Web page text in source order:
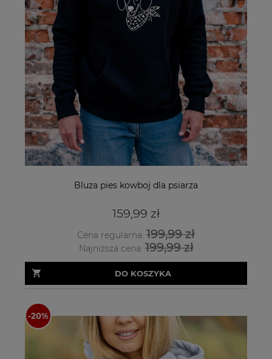
Bluza pies kowboj dla psiarza
159,99 zł
Cena regularna: 199,99 zł
Najniższa cena:199,99 zł
DO KOSZYKA